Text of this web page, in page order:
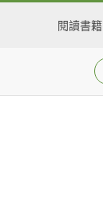
閱讀書籍